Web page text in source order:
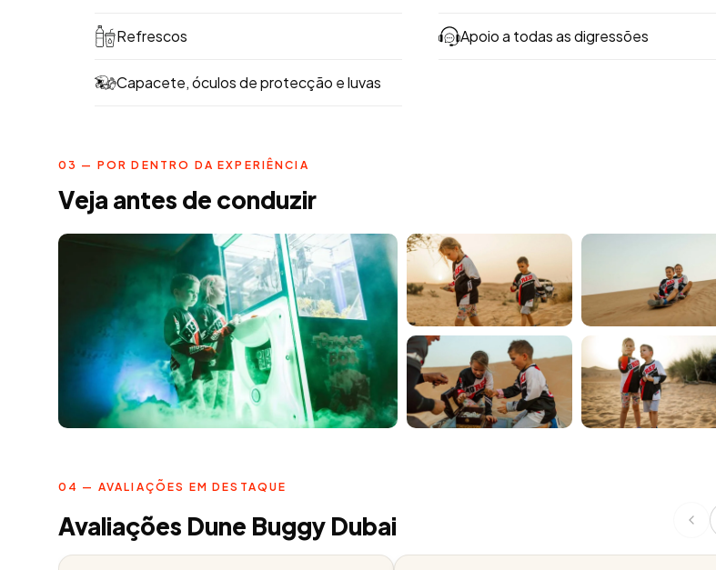
Refrescos Apoio a todas as digressões
Capacete, óculos de protecção e luvas
03 — POR DENTRO DA EXPERIÊNCIA
Veja antes de conduzir
04 — AVALIAÇÕES EM DESTAQUE
Avaliações Dune Buggy Dubai